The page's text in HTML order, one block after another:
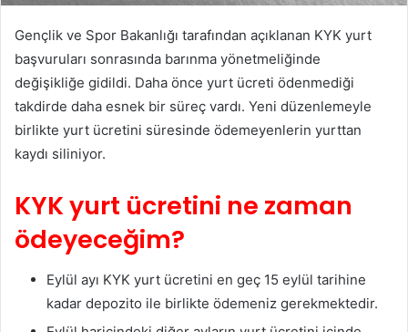
Gençlik ve Spor Bakanlığı tarafından açıklanan KYK yurt
başvuruları sonrasında barınma yönetmeliğinde
değişikliğe gidildi. Daha önce yurt ücreti ödenmediği
takdirde daha esnek bir süreç vardı. Yeni düzenlemeyle
birlikte yurt ücretini süresinde ödemeyenlerin yurttan
kaydı siliniyor.
KYK yurt ücretini ne zaman
ödeyeceğim?
Eylül ayı KYK yurt ücretini en geç 15 eylül tarihine
kadar depozito ile birlikte ödemeniz gerekmektedir.